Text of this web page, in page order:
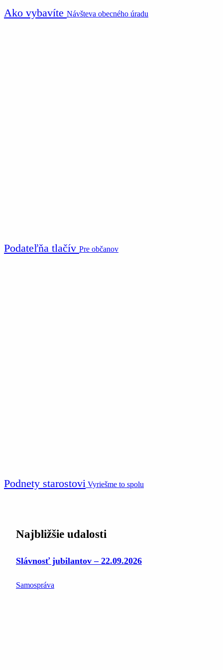
Ako vybavíte Návšteva obecného úradu
Podateľňa tlačív Pre občanov
Podnety starostovi Vyriešme to spolu
Najbližšie udalosti
Slávnosť jubilantov – 22.09.2026
Samospráva